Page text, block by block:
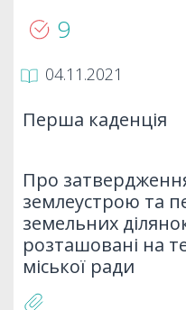
9
04.11.2021
Перша каденція
Про
землеустрою та
земельних
розташовані на
міської ради